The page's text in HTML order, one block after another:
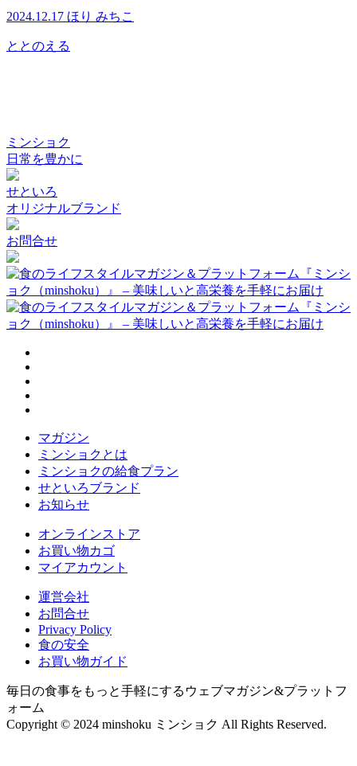
2024.12.17 ほり みちこ
ととのえる
ミンショク
日常を豊かに
せといろ
オリジナルブランド
お問合せ
マガジン
ミンショクとは
ミンショクの給食プラン
せといろブランド
お知らせ
オンラインストア
お買い物カゴ
マイアカウント
運営会社
お問合せ
Privacy Policy
食の安全
お買い物ガイド
毎日の食事をもっと手軽にするウェブマガジン&プラットフ
ォーム
Copyright © 2024 minshoku ミンショク All Rights Reserved.